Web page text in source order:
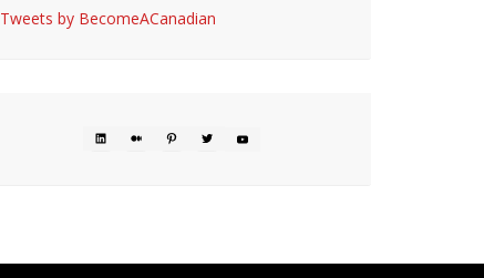
Tweets by BecomeACanadian
LINKEDINMEDIUMPINTERESTTWITTERYOUTUBE